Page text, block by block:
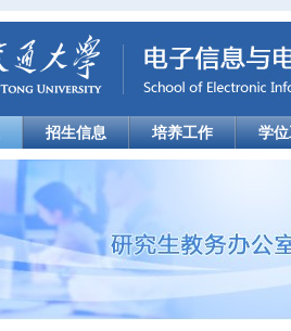
招生信息 培养工作 学